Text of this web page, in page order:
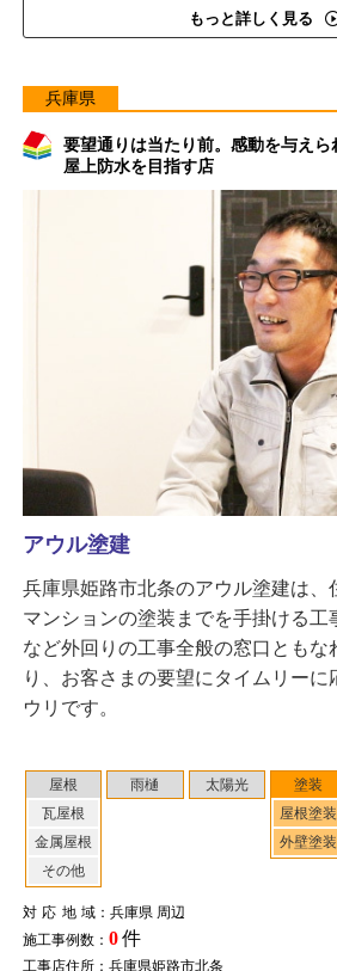
もっと詳しく見る
兵庫県
要望通りは当たり前。感動を与えら
屋上防水を目指す店
屋根
瓦屋根
金属屋根
その他
雨樋 太陽光
塗装
屋根塗装
外壁塗装
対応地域：兵庫県 周辺
施工事例数： 0件
工事店住所：兵庫県姫路市北条
アウル塗建
兵庫県姫路市北条のアウル塗建は、
マンションの塗装までを手掛ける工
など外回りの工事全般の窓口ともな
り、お客さまの要望にタイムリー
ウリです。